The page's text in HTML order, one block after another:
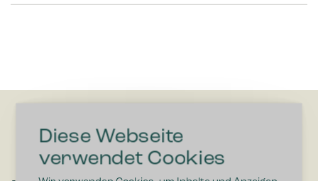
Diese Webseite
verwendet Cookies